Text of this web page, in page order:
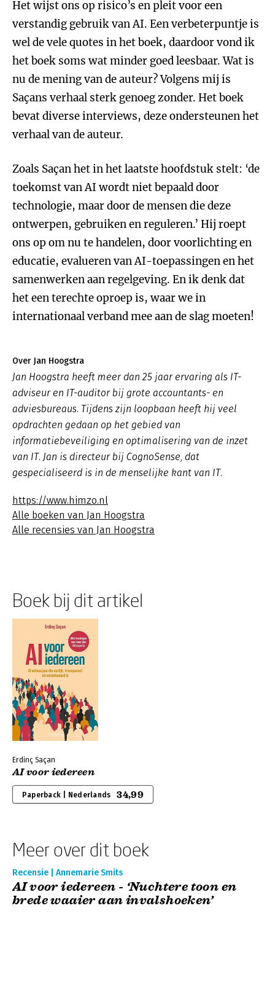
Het wijst ons op risico’s en pleit voor een
verstandig gebruik van AI. Een verbeterpuntje is
wel de vele quotes in het boek, daardoor vond ik
het boek soms wat minder goed leesbaar. Wat is
nu de mening van de auteur? Volgens mij is
Saçans verhaal sterk genoeg zonder. Het boek
bevat diverse interviews, deze ondersteunen het
verhaal van de auteur.
Zoals Saçan het in het laatste hoofdstuk stelt: ‘de
toekomst van AI wordt niet bepaald door
technologie, maar door de mensen die deze
ontwerpen, gebruiken en reguleren.’ Hij roept
ons op om nu te handelen, door voorlichting en
educatie, evalueren van AI-toepassingen en het
samenwerken aan regelgeving. En ik denk dat
het een terechte oproep is, waar we in
internationaal verband mee aan de slag moeten!
Over Jan Hoogstra
Jan Hoogstra heeft meer dan 25 jaar ervaring als IT-
adviseur en IT-auditor bij grote accountants- en
adviesbureaus. Tijdens zijn loopbaan heeft hij veel
opdrachten gedaan op het gebied van
informatiebeveiliging en optimalisering van de inzet
van IT. Jan is directeur bij CognoSense, dat
gespecialiseerd is in de menselijke kant van IT.
https://www.himzo.nl
Alle boeken van Jan Hoogstra
Alle recensies van Jan Hoogstra
Boek bij dit artikel
Erdinç Saçan
AI voor iedereen
Paperback | Nederlands 34,99
Meer over dit boek
Recensie | Annemarie Smits
AI voor iedereen - ‘Nuchtere toon en
brede waaier aan invalshoeken’